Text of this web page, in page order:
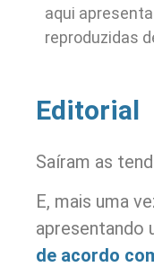
aqui
reproduzidas
Editorial
Saíram as
E, mais uma
apresentando
de acordo